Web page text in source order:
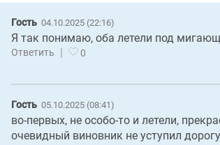
Гость 04.10.2025 (22:16)
Я так понимаю, оба летели под
Ответить | 0
Гость 05.10.2025 (08:41)
во-первых, не особо-то и летели,
очевидный виновник не уступил